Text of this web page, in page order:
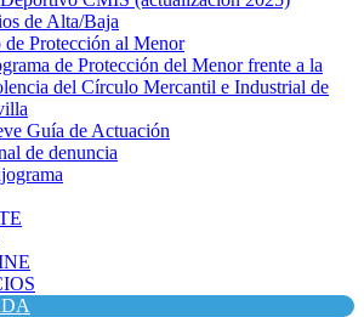
de Alta/Baja
de Protección al Menor
de Protección del Menor frente a la
del Círculo Mercantil e Industrial de
Guía de Actuación
de denuncia